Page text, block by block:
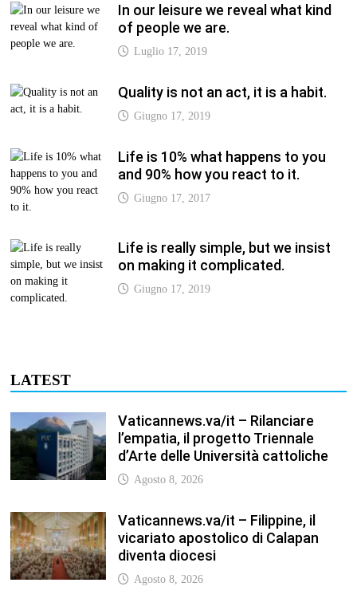
In our leisure we reveal what kind
of people we are.
Luglio 17, 2019
Quality is not an act, it is a habit.
Giugno 17, 2019
Life is 10% what happens to you
and 90% how you react to it.
Giugno 17, 2017
Life is really simple, but we insist
on making it complicated.
Giugno 17, 2019
LATEST
Vaticannews.va/it – Rilanciare
l’empatia, il progetto Triennale
d’Arte delle Università cattoliche
Agosto 8, 2026
Vaticannews.va/it – Filippine, il
vicariato apostolico di Calapan
diventa diocesi
Agosto 8, 2026